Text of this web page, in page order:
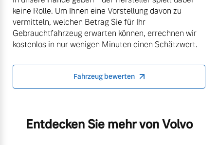
keine Rolle. Um Ihnen eine Vorstellung davon zu
vermitteln, welchen Betrag Sie für Ihr
Gebrauchtfahrzeug erwarten können, errechnen wir
kostenlos in nur wenigen Minuten einen Schätzwert.
Fahrzeug bewerten
Entdecken Sie mehr von Volvo